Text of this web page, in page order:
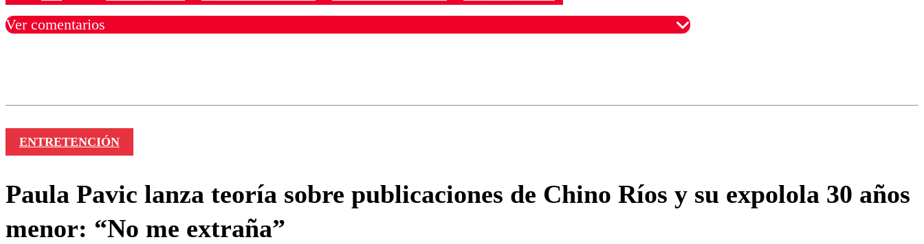
Ver comentarios
ENTRETENCIÓN
Paula Pavic lanza teoría sobre publicaciones de Chino Ríos y su expolola 30 años
menor: “No me extraña”